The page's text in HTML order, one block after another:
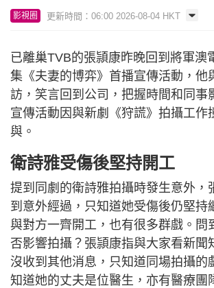
影視圈 更新時間：06:00 2026-08-04 HKT
已離巢TVB的張頴康昨晚回到將軍澳
集《夫妻的博弈》首播宣傳活動，他
訪，笑言回到公司，把握時間和同事
宣傳活動因與新劇《狩謊》拍攝工作
與。
衛詩雅受傷後堅持開工
提到同劇的衛詩雅拍攝時發生意外，
到意外經過，只知道她受傷後仍堅持
與對方一齊開工，也有很多群戲。問
否影響拍攝？張頴康指與大家看新聞
沒收到其他消息，只知道同場拍攝的
知道她的丈夫是位醫生，亦有醫療團